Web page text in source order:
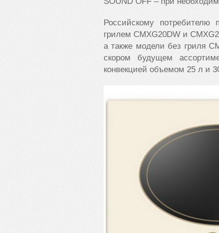
Российскому
грилем CMXG20DW и
а также модели без гриля
скором будущем
конвекцией объемом 25 л и